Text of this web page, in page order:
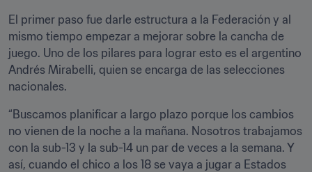
El primer paso fue darle estructura a la Federación y al
mismo tiempo empezar a mejorar sobre la cancha de
juego. Uno de los pilares para lograr esto es el argentino
Andrés Mirabelli, quien se encarga de las selecciones
nacionales.
“Buscamos planificar a largo plazo porque los cambios
no vienen de la noche a la mañana. Nosotros trabajamos
con la sub-13 y la sub-14 un par de veces a la semana. Y
así, cuando el chico a los 18 se vaya a jugar a Estados